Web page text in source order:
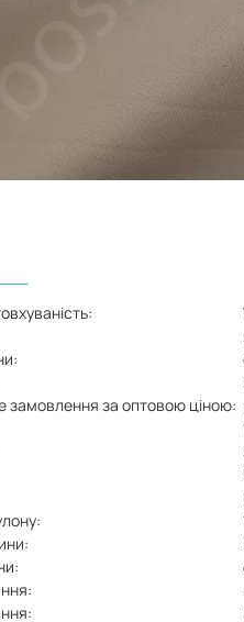
замовлення за оптовою ціною: